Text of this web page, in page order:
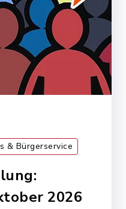
2026
& Bürgerservice